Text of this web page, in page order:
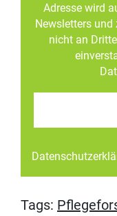
Adresse wird
Newsletters
nicht an
Tags: